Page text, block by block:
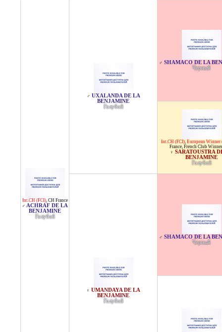
Int.CH (FCI), CH France
♂ ACHRAF DE LA
BENJAMINE
Голубой
♂ UXALANDA DE LA
BENJAMINE
Голубой
♂ SHAMACO DE LA
Черный
Int.CH (FCI), European Winner
France, French Club
♀ SARATOUSTRA
BENJAMINE
Голубой
♀ UMANDAYA DE LA
BENJAMINE
Голубой
♂ SHAMACO DE LA
Черный